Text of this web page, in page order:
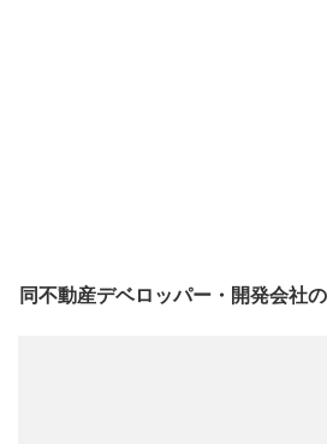
同不動産デベロッパー・開発会社